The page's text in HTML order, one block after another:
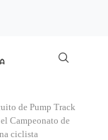
de Pump Track
Campeonato de
ciclista